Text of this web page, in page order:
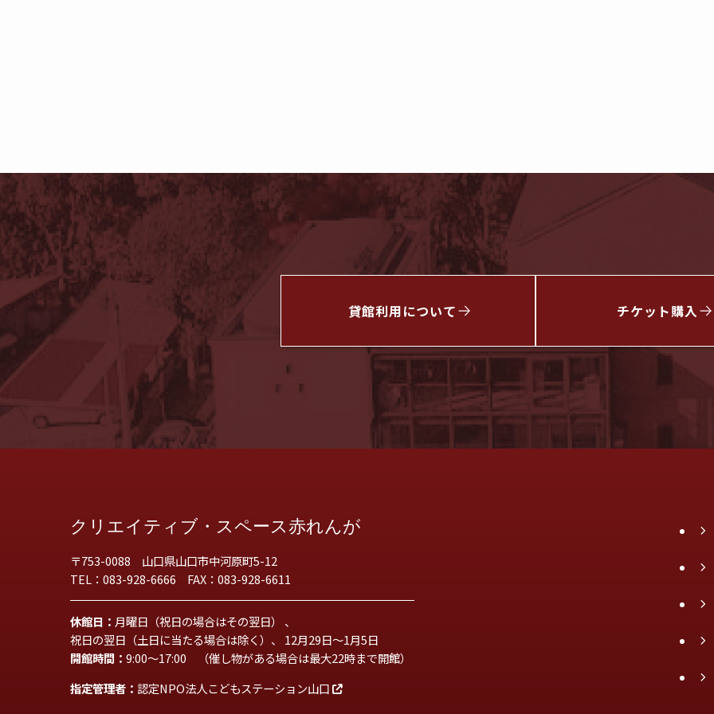
貸館利用について チケット購入
クリエイティブ・スペース赤れんが
〒753-0088 山口県山口市中河原町5-12
TEL：083-928-6666 FAX：083-928-6611
休館日： 月曜日（祝日の場合はその翌日） 、
祝日の翌日（土日に当たる場合は除く）、 12月29日～1月5日
開館時間： 9:00～17:00 （催し物がある場合は最大22時まで開館）
指定管理者： 認定NPO法人こどもステーション山口